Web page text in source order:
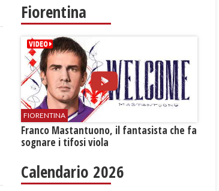
Fiorentina
FIORENTINA
Franco Mastantuono, il fantasista che fa
sognare i tifosi viola
Calendario 2026